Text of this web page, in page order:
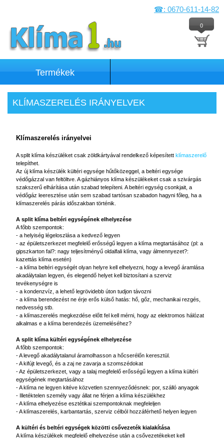
☎: 0670-611-14-82
0
Termékek
KLÍMASZERELÉS IRÁNYELVEK
Klímaszerelés irányelvei
A split klíma készüléket csak zöldkártyával rendelkező képesített klímaszerelő
telepíthet.
Az új klíma készülék kültéri egysége hűtőközeggel, a beltéri egysége
védőgázzal van feltöltve. A gázhiányos klíma készülékeket csak a szivárgás
szakszerű elhárítása után szabad telepíteni. A beltéri egység csonkjait, a
védőgáz leeresztése után sem szabad tartósan szabadon hagyni főleg, ha a
klímaszerelés párás időszakban történik.
A split klíma beltéri egységének elhelyezése
A főbb szempontok:
- a helyiség légeloszlása a kedvező legyen
- az épületszerkezet megfelelő erősségű legyen a klíma megtartásához (pl: a
gipszkarton fal?: nagy teljesítményű oldalfali klíma, vagy álmennyezet?:
kazettás klíma esetén)
- a klíma beltéri egységét olyan helyre kell elhelyezni, hogy a levegő áramlása
akadálytalan legyen, és elegendő helyet kell biztosítani a szerviz
tevékenységre is
- a kondenzvíz, a lehető legrövidebb úton tudjon távozni
- a klíma berendezést ne érje erős külső hatás: hő, gőz, mechanikai rezgés,
nedvesség stb.
- a klímaszerelés megkezdése előtt fel kell mérni, hogy az elektromos hálózat
alkalmas e a klíma berendezés üzemeléséhez?
A split klíma kültéri egységének elhelyezése
A főbb szempontok:
- A levegő akadálytalanul áramolhasson a hőcserélőn keresztül.
- A kifújt levegő, és a zaj ne zavarja a szomszédokat
- Az épületszerkezet, vagy a talaj megfelelő erősségű legyen a klíma kültéri
egységének megtartásához
- A klíma ne legyen kitéve közvetlen szennyeződésnek: por, szálló anyagok
- Illetéktelen személy vagy állat ne férjen a klíma készülékhez
- A klíma elhelyezése esztétikai szempontoknak megfeleljen
- A klímaszerelés, karbantartás, szerviz célból hozzáférhető helyen legyen
A kültéri és beltéri egységek közötti csővezeték kialakítása
A klíma készülékek megfelelő elhelyezése után a csővezetékeket kell